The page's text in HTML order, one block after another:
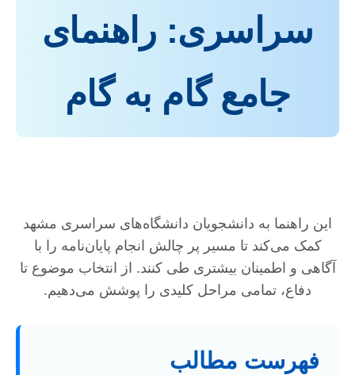
سراسری: راهنمای
جامع گام به گام
این راهنما به دانشجویان دانشگاه‌های سراسری مشهد
کمک می‌کند تا مسیر پر چالش انجام پایان‌نامه را با
آگاهی و اطمینان بیشتری طی کنند. از انتخاب موضوع تا
دفاع، تمامی مراحل کلیدی را پوشش می‌دهیم.
فهرست مطالب